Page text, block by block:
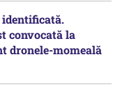
convocată la
dronele-momeală